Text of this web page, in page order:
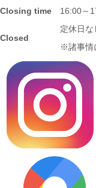
プ ピンクウェーブ釉
≪おすすめ≫暑さに負
窯 がっつり小丼
2023/7/13
≪新着商品≫ しのぎ
レー
2023/7/6
Closing time
16:00～
Closed
定休日な
※諸事情